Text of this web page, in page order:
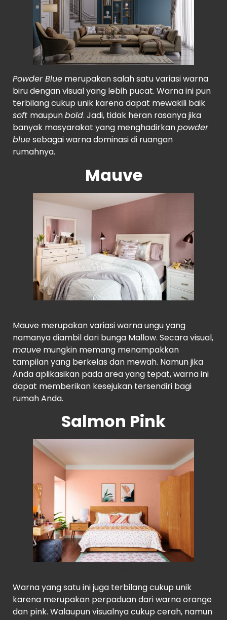
Powder Blue merupakan salah satu variasi warna
biru dengan visual yang lebih pucat. Warna ini pun
terbilang cukup unik karena dapat mewakili baik
soft maupunbold. Jadi, tidak heran rasanya jika
banyak masyarakat yang menghadirkanpowder
bluesebagai warna dominasi di ruangan
rumahnya.
Mauve
Mauve merupakan variasi warna ungu yang
namanya diambil dari bunga Mallow. Secara visual,
mauve mungkin memang menampakkan
tampilan yang berkelas dan mewah. Namun jika
Anda aplikasikan pada area yang tepat, warna ini
dapat memberikan kesejukan tersendiri bagi
rumah Anda.
Salmon Pink
Warna yang satu ini juga terbilang cukup unik
karena merupakan perpaduan dari warna orange
dan pink. Walaupun visualnya cukup cerah, namun